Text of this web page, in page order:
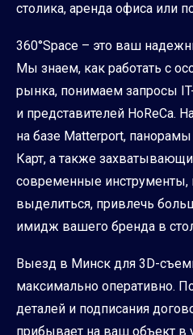
столика, аренда офиса или
360°Space – это ваш
Мы знаем, как работать с
рынка, понимаем запросы
и представителей HoReCa.
на базе Matterport,
Карт, а также
современные инструменты,
выделиться, привлечь
имидж вашего бренда в
Выезд в Минск для 3D-
максимально оперативно.
деталей и подписания
прибывает на ваш объект в